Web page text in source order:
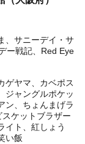
、サニーデイ・サ
ー戦記、Red Eye
ゲヤマ、カベポス
ジャングルポケッ
ン、ちょんまげラ
ケットブラザー
イト、紅しょう
い飯